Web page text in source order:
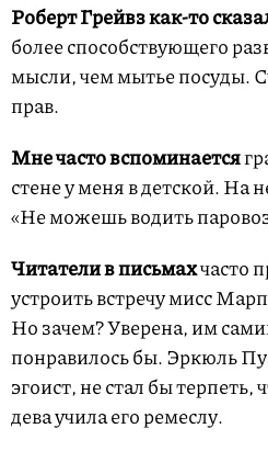
Роберт Грейвз как-то
более способствующего
мысли, чем мытье посуды.
прав.
Мне часто вспоминается
стене у меня в детской. На
«Не можешь водить
Читатели в письмахчасто
устроить встречу мисс
Но зачем? Уверена, им
понравилось бы. Эркюль
эгоист, не стал бы терпеть,
дева учила его ремеслу.